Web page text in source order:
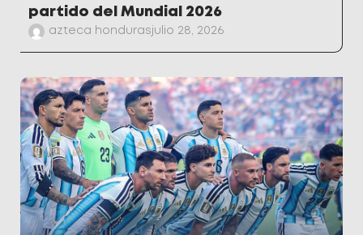
partido del Mundial 2026
azteca hondurasjulio 28, 2026